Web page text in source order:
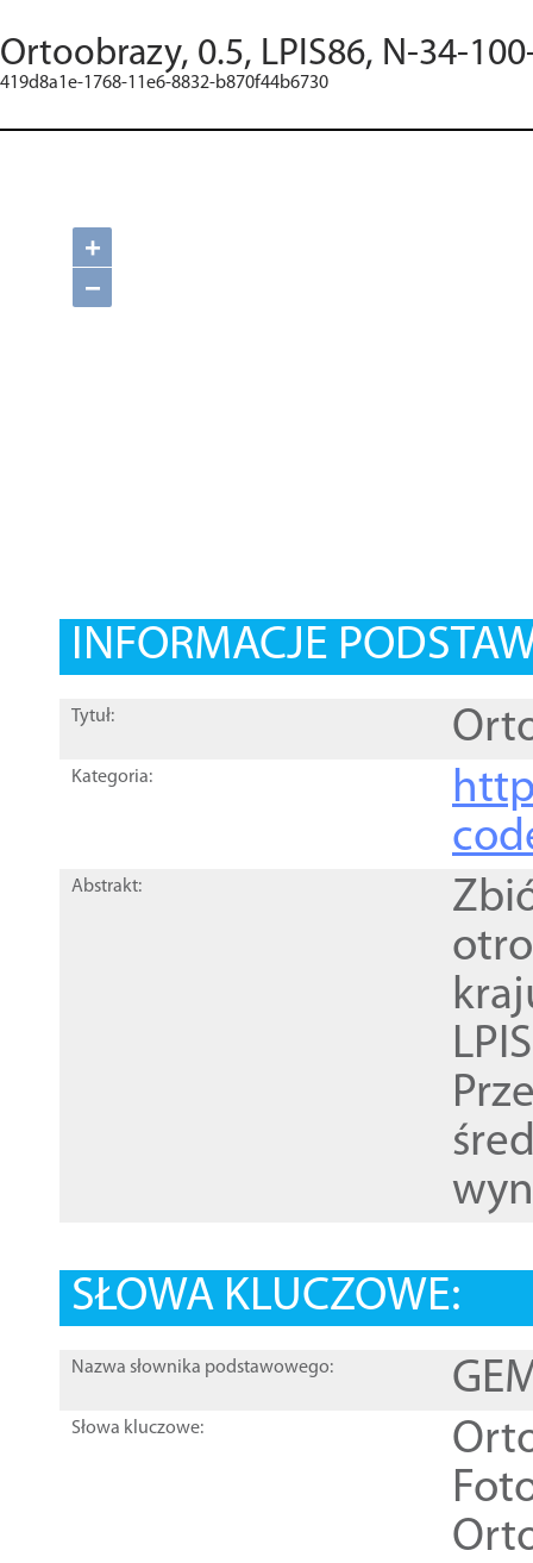
Ortoobrazy, 0.5, LPIS86, N-34-
419d8a1e-1768-11e6-8832-b870f44b6730
+
−
INFORMACJE
Tytuł:
Kategoria:
Abstrakt:
SŁOWA KLUCZOWE:
Nazwa słownika podstawowego:
Słowa kluczowe: